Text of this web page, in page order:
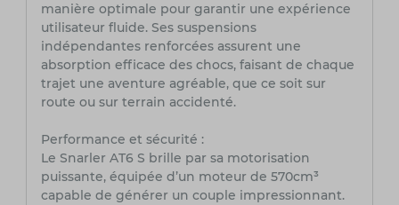
manière optimale pour garantir une expérience
utilisateur fluide. Ses suspensions
indépendantes renforcées assurent une
absorption efficace des chocs, faisant de chaque
trajet une aventure agréable, que ce soit sur
route ou sur terrain accidenté.
Performance et sécurité :
Le Snarler AT6 S brille par sa motorisation
puissante, équipée d’un moteur de 570cm³
capable de générer un couple impressionnant.